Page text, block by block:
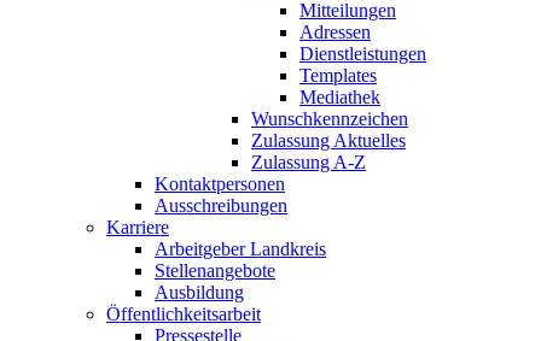
Mitteilungen
Adressen
Dienstleistungen
Templates
Mediathek
Wunschkennzeichen
Zulassung Aktuelles
Zulassung A-Z
Kontaktpersonen
Ausschreibungen
Karriere
Arbeitgeber Landkreis
Stellenangebote
Ausbildung
Öffentlichkeitsarbeit
Pressestelle